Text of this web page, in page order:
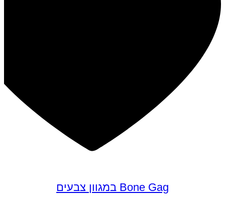
Bone Gag במגוון צבעים